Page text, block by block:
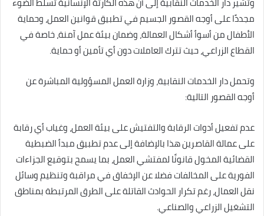
مجددًا على أوجه القصور الجسيم في تطبيق قوانين العمل، وحماية
الأطفال من أسوأ أشكال العمالة، وضمان بيئة عمل آمنة، خاصة في
القطاع الزراعي، حيث تترك العاملات دون أي تأمين أو حماية.
وتحمل دار الخدمات النقابية، وزارة العمل المسؤولية المباشرة عن
أوجه القصور التالية:
عدم تفعيل أدوات الرقابة والتفتيش على بيئة العمل، وغياب أي رقابة
على عمالة القاصرين هذا بالإضافة إلى عدم تطبيق مبدأ الضبطية
القضائية المخول قانونًا لمفتشي العمل، بما يسمح بتوقيع الجزاءات
الفورية على المخالفات فضلا عن الإخفاق في مراقبة وتنظيم وسائل
نقل العمال، رغم تكرار الحوادث القاتلة على الطرق المرتبطة بمناطق
التشغيل الزراعي والصناعي.